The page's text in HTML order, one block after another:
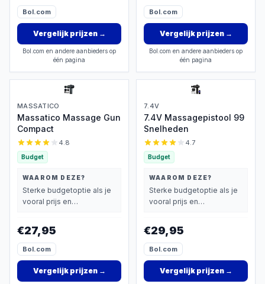
Bol.com
Vergelijk prijzen→
Bol.com en andere aanbieders op
één pagina
Bol.com
Vergelijk prijzen→
Bol.com en andere aanbieders op
één pagina
MASSATICO
Massatico Massage Gun
Compact
4.8
Budget
WAAROM DEZE?
Sterke budgetoptie als je
vooral prijs en
€27,95
Bol.com
Vergelijk prijzen→
7.4V
7.4V Massagepistool 99
Snelheden
4.7
Budget
WAAROM DEZE?
Sterke budgetoptie als je
vooral prijs en
€29,95
Bol.com
Vergelijk prijzen→